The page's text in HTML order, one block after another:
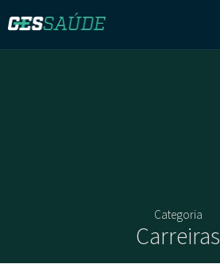
Categoria
Carreiras